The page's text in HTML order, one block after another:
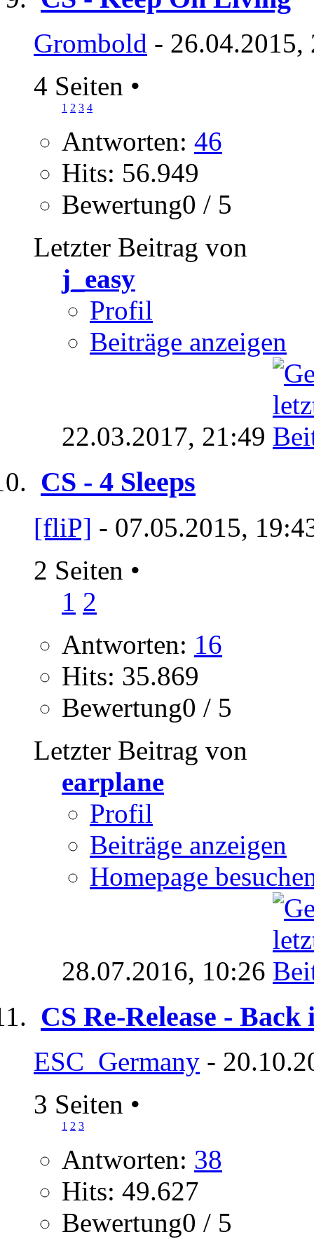
Grombold - 26.04.2015,
4 Seiten •
1 2 3 4
Antworten: 46
Hits: 56.949
Bewertung0 / 5
Letzter Beitrag von
j_easy
Profil
Beiträge anzeigen
22.03.2017, 21:49
CS - 4 Sleeps
[fliP] - 07.05.2015,
2 Seiten •
1 2
Antworten: 16
Hits: 35.869
Bewertung0 / 5
Letzter Beitrag von
earplane
Profil
Beiträge anzeigen
Homepage
28.07.2016, 10:26
CS Re-Release - Back
ESC_Germany -
3 Seiten •
1 2 3
Antworten: 38
Hits: 49.627
Bewertung0 / 5